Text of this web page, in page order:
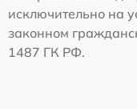
исключительно на
законном
1487 ГК РФ.